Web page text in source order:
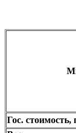
Гос. стоимость,